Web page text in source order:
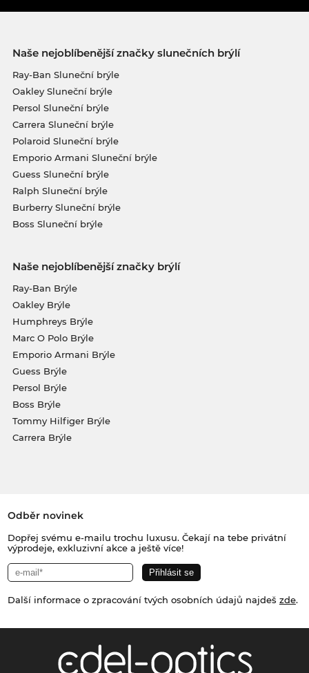
Naše nejoblíbenější značky slunečních brýlí
Ray-Ban Sluneční brýle
Oakley Sluneční brýle
Persol Sluneční brýle
Carrera Sluneční brýle
Polaroid Sluneční brýle
Emporio Armani Sluneční brýle
Guess Sluneční brýle
Ralph Sluneční brýle
Burberry Sluneční brýle
Boss Sluneční brýle
Naše nejoblíbenější značky brýlí
Ray-Ban Brýle
Oakley Brýle
Humphreys Brýle
Marc O Polo Brýle
Emporio Armani Brýle
Guess Brýle
Persol Brýle
Boss Brýle
Tommy Hilfiger Brýle
Carrera Brýle
Odběr novinek
Dopřej svému e-mailu trochu luxusu. Čekají na tebe privátní
výprodeje, exkluzivní akce a ještě více!
Další informace o zpracování tvých osobních údajů najdeš zde.